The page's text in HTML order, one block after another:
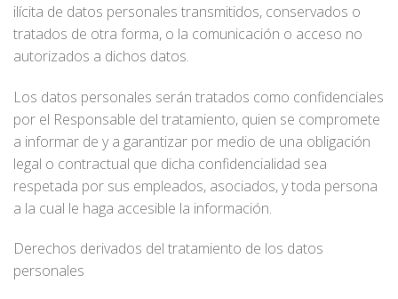
ilícita de datos personales transmitidos, conservados o
tratados de otra forma, o la comunicación o acceso no
autorizados a dichos datos.
Los datos personales serán tratados como confidenciales
por el Responsable del tratamiento, quien se compromete
a informar de y a garantizar por medio de una obligación
legal o contractual que dicha confidencialidad sea
respetada por sus empleados, asociados, y toda persona
a la cual le haga accesible la información.
Derechos derivados del tratamiento de los datos
personales